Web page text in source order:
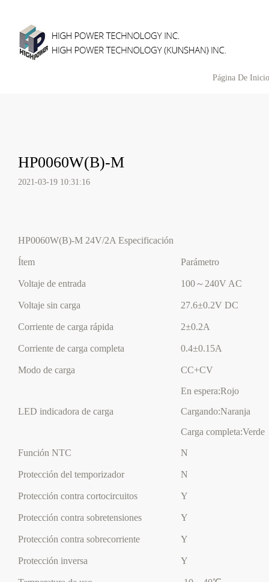
Página De Inicio
HP0060W(B)-M
2021-03-19 10:31:16
HP0060W(B)-M 24V/2A Especificación
Ítem Parámetro
Voltaje de entrada 100～240V AC
Voltaje sin carga 27.6±0.2V DC
Corriente de carga rápida 2±0.2A
Corriente de carga completa 0.4±0.15A
Modo de carga CC+CV
LED indicadora de carga
En espera:Rojo
Cargando:Naranja
Carga completa:Verde
Función NTC N
Protección del temporizador N
Protección contra cortocircuitos Y
Protección contra sobretensiones Y
Protección contra sobrecorriente Y
Protección inversa Y